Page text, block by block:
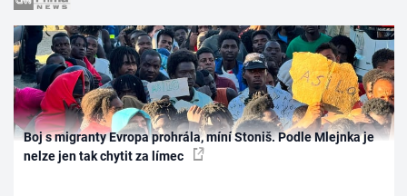
Boj s migranty Evropa prohrála, míní Stoniš. Podle Mlejnka je
nelze jen tak chytit za límec